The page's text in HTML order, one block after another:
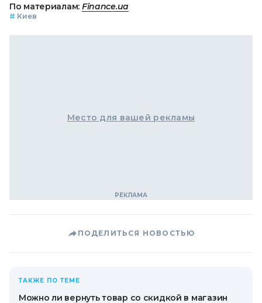
По материалам: Finance.ua
# Киев
Место для вашей рекламы
ПОДЕЛИТЬСЯ НОВОСТЬЮ
ТАКЖЕ ПО ТЕМЕ
Можно ли вернуть товар со скидкой в ​​магазин